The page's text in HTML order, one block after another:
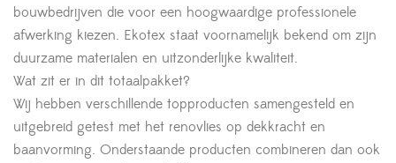
bouwbedrijven die voor een hoogwaardige professionele
afwerking kiezen. Ekotex staat voornamelijk bekend om zijn
duurzame materialen en uitzonderlijke kwaliteit.
Wat zit er in dit totaalpakket?
Wij hebben verschillende topproducten samengesteld en
uitgebreid getest met het renovlies op dekkracht en
baanvorming. Onderstaande producten combineren dan ook